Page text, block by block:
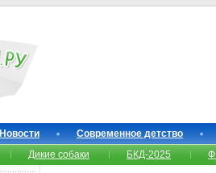
Новости
Современное детство
Дикие собаки БКД-2025